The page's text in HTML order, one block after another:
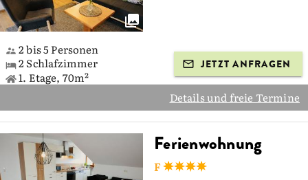
2 bis 5 Personen
2 Schlafzimmer
1. Etage, 70m²
JETZT ANFRAGEN
Details und freie Termine
Ferienwohnung
F